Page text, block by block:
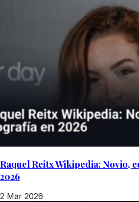
Raquel Reitx Wikipedia: Novio,
2026
2 Mar 2026